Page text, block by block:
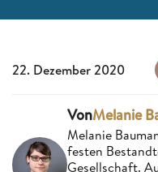
22. Dezember 2020
VonMelanie
Melanie
festen
Gesellschaft.